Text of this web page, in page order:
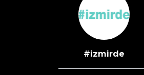
#izmirde